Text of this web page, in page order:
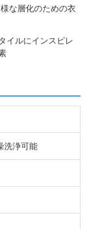
な層化のための衣
イルにインスピレ
洗浄可能